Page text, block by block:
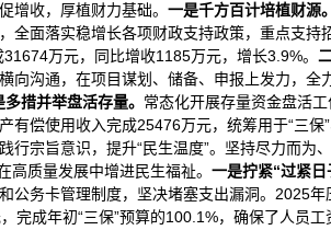
增收，厚植财力基础。 一是千方百计培植财源。
全面落实稳增长各项财政支持政策，重点支持
万元，同比增收1185万元，增长3.9%。
向沟通，在项目谋划、储备、申报上发力，
多措并举盘活存量。 常态化开展存量资金盘活
有偿使用收入完成25476万元，统筹用于“三保
践行宗旨意识，提升“民生温度”。坚持尽力而
高质量发展中增进民生福祉。 一是拧紧“过紧日
公务卡管理制度，坚决堵塞支出漏洞。2025年
完成年初“三保”预算的100.1%，确保了人员